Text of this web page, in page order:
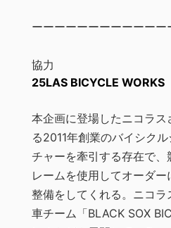
ーーーーーーーーーーーー
協力
25LAS BICYCLE WORKS
本企画に登場したニコラ
る2011年創業のバイシク
チャーを牽引する存在で、
レームを使用してオーダー
整備をしてくれる。ニコ
車チーム「BLACK SOX